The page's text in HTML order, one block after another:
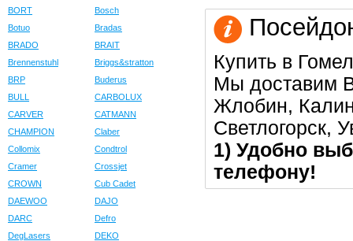
BORT
Bosch
Botuo
Bradas
BRADO
BRAIT
Brennenstuhl
Briggs&stratton
BRP
Buderus
BULL
CARBOLUX
CARVER
CATMANN
CHAMPION
Claber
Collomix
Condtrol
Cramer
Crossjet
CROWN
Cub Cadet
DAEWOO
DAJO
DARC
Defro
DegLasers
DEKO
Купить в
Мы доставим
Жлобин,
Светлогорск,
1) Удобно
телефону!